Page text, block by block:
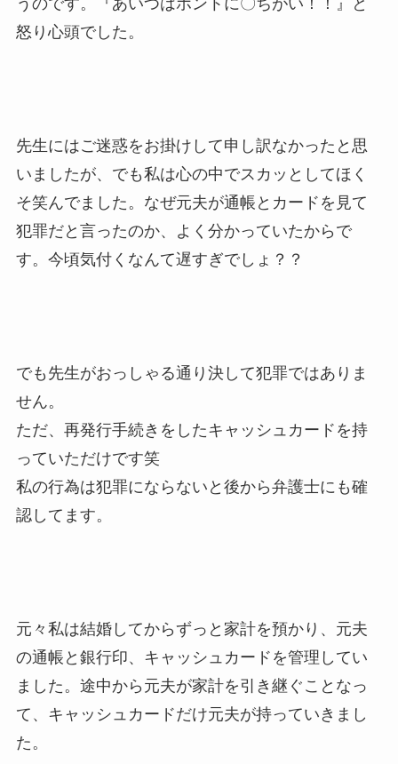
うのです。『あいつはホントに〇ちがい！！』と
怒り心頭でした。
先生にはご迷惑をお掛けして申し訳なかったと思
いましたが、でも私は心の中でスカッとしてほく
そ笑んでました。なぜ元夫が通帳とカードを見て
犯罪だと言ったのか、よく分かっていたからで
す。今頃気付くなんて遅すぎでしょ？？
でも先生がおっしゃる通り決して犯罪ではありま
せん。
ただ、再発行手続きをしたキャッシュカードを持
っていただけです笑
私の行為は犯罪にならないと後から弁護士にも確
認してます。
元々私は結婚してからずっと家計を預かり、元夫
の通帳と銀行印、キャッシュカードを管理してい
ました。途中から元夫が家計を引き継ぐことなっ
て、キャッシュカードだけ元夫が持っていきまし
た。